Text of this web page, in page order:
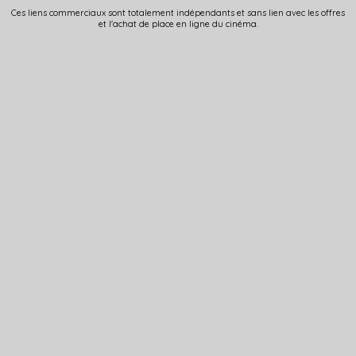
Ces liens commerciaux sont totalement indépendants et sans lien avec les offres
et l'achat de place en ligne du cinéma.